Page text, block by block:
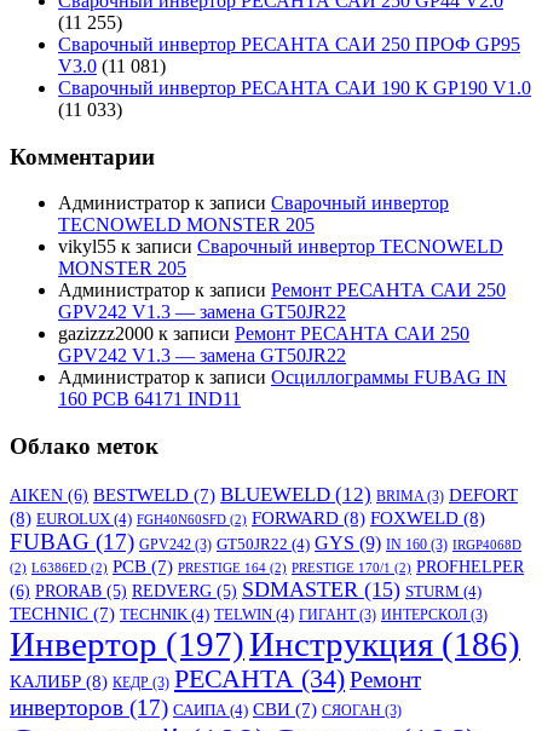
(11 255)
Сварочный инвертор РЕСАНТА САИ 250 ПРОФ GP95
V3.0 (11 081)
Сварочный инвертор РЕСАНТА САИ 190 К GP190 V1.0
(11 033)
Комментарии
Администратор к записи Сварочный инвертор
TECNOWELD MONSTER 205
vikyl55 к записи Сварочный инвертор TECNOWELD
MONSTER 205
Администратор к записи Ремонт РЕСАНТА САИ 250
GPV242 V1.3 — замена GT50JR22
gazizzz2000 к записи Ремонт РЕСАНТА САИ 250
GPV242 V1.3 — замена GT50JR22
Администратор к записи Осциллограммы FUBAG IN
160 PCB 64171 IND11
Облако меток
AIKEN (6) BESTWELD (7) BLUEWELD (12) BRIMA (3) DEFORT
(8) EUROLUX (4) FGH40N60SFD (2) FORWARD (8) FOXWELD (8)
FUBAG (17) GPV242 (3) GT50JR22 (4) GYS (9) IN 160 (3) IRGP4068D
(2) L6386ED (2) PCB (7) PRESTIGE 164 (2) PRESTIGE 170/1 (2) PROFHELPER
(6) PRORAB (5) REDVERG (5) SDMASTER (15) STURM (4)
TECHNIC (7) TECHNIK (4) TELWIN (4) ГИГАНТ(3) ИНТЕРСКОЛ (3)
Инвертор (197)Инструкция (186)
КАЛИБР (8) КЕДР (3) РЕСАНТА (34)Ремонт
инверторов (17) САИПА (4) СВИ (7) СЯОГАН (3)